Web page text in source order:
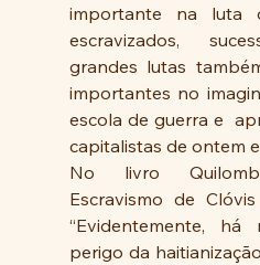
importante na luta
escravizados,
grandes lutas
importantes no
escola de guerra e
capitalistas de ontem
No livro
Escravismo de
“Evidentemente,
perigo da